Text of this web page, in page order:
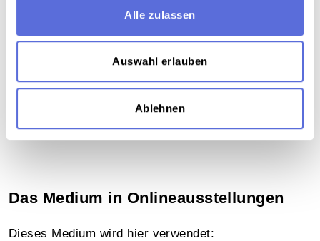
Alle zulassen
Auswahl erlauben
Ablehnen
Kultur ,Unterhaltung
Gesang,Vokalmusik - Operette,Drama,
Österreichisch-Ungarische Monarchie
Teil der Sammlung
Sammlung Günther Schifter
Das Medium in Onlineausstellungen
Dieses Medium wird hier verwendet: